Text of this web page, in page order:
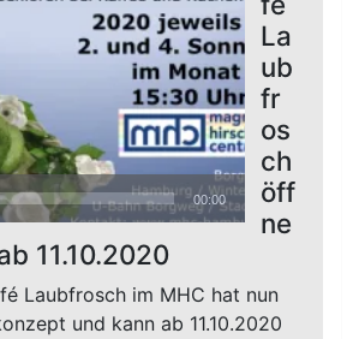
00:00
La
ub
fr
os
ch
öff
ne
11.10.2020
Laubfrosch im MHC hat nun
und kann ab 11.10.2020